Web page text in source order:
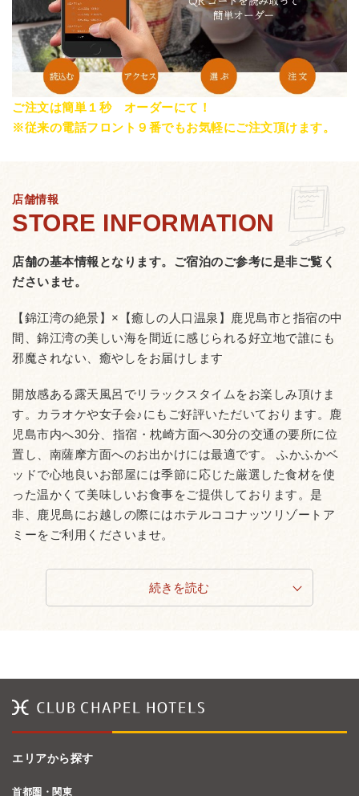
ご注文は簡単１秒 オーダーにて！
※従来の電話フロント９番でもお気軽にご注文頂けます。
店舗情報
店舗の基本情報となります。 ご宿泊のご参考に是非ご覧く
ださいませ。
【錦江湾の絶景】×【癒しの人口温泉】鹿児島市と指宿の中
間、錦江湾の美しい海を間近に感じられる好立地で誰にも
邪魔されない、癒やしをお届けします
開放感ある露天風呂でリラックスタイムをお楽しみ頂けま
す。カラオケや女子会♪にもご好評いただいております。鹿
児島市内へ30分、指宿・枕崎方面へ30分の交通の要所に位
置し、南薩摩方面へのお出かけには最適です。 ふかふかベ
ッドで心地良いお部屋には季節に応じた厳選した食材を使
った温かくて美味しいお食事をご提供しております。是
非、鹿児島にお越しの際にはホテルココナッツリゾートア
ミーをご利用くださいませ。
続きを読む
エリアから探す
首都圏・関東